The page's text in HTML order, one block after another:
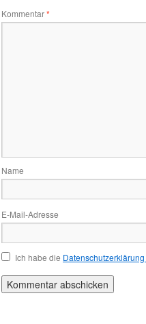
Kommentar*
Name
E-Mail-Adresse
Ich habe die Datenschutzerklärung